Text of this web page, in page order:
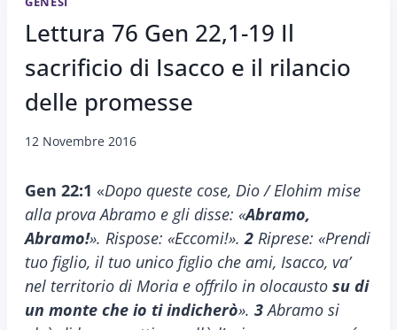
Lettura 76 Gen 22,1-19 Il
sacrificio di Isacco e il rilancio
delle promesse
12 Novembre 2016
Gen 22:1 «Dopo queste cose, Dio / Elohim mise
alla prova Abramo e gli disse: «Abramo,
Abramo!». Rispose: «Eccomi!».2 Riprese: «Prendi
tuo figlio, il tuo unico figlio che ami, Isacco, va’
nel territorio di Moria e offrilo in olocausto su di
un monte che io ti indicherò». 3Abramo si